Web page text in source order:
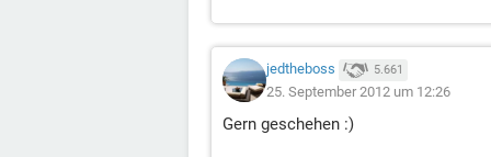
jedtheboss 5.661
25. September 2012 um 12:26
Gern geschehen :)